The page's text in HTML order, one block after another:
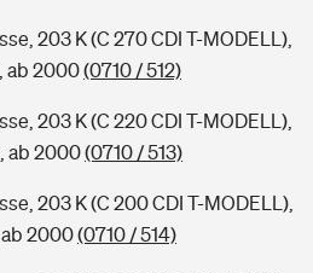
203 K (C 270 CDI T-MODELL),
ab 2000(0710 / 512)
203 K (C 220 CDI T-MODELL),
ab 2000(0710 / 513)
203 K (C 200 CDI T-MODELL),
2000(0710 / 514)